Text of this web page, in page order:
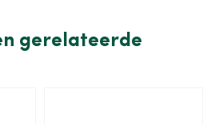
gerelateerde